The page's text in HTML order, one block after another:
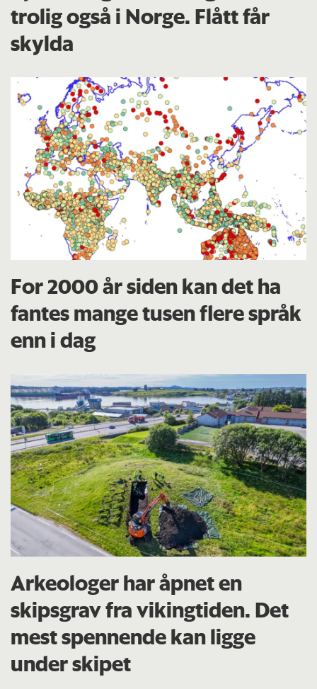
trolig også i Norge. Flått får
skylda
For 2000 år siden kan det ha
fantes mange tusen flere språk
enn i dag
Arkeologer har åpnet en
skipsgrav fra vikingtiden. Det
mest spennende kan ligge
under skipet